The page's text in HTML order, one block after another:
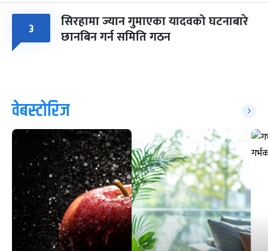
३ सिरहामा ज्यान गुमाएका यादवको घटनाबारे
छानबिन गर्न समिति गठन
वेबस्टोरिज